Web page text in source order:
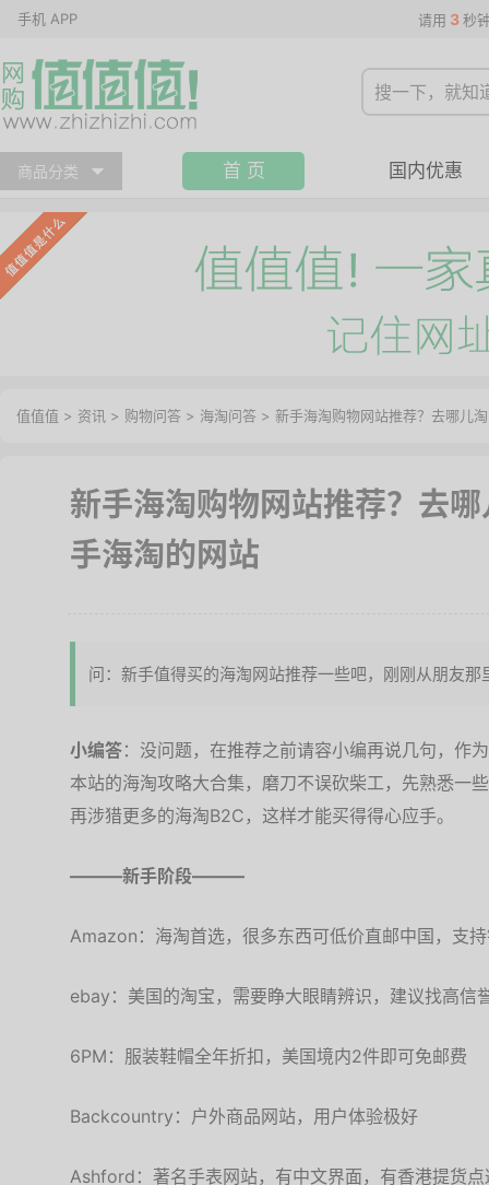
手机 APP 请用 3 秒
商品分类 首 页 国内优惠
值值值 > 资讯 > 购物问答 > 海淘问答 > 新手海淘购物网站推荐？去哪儿
新手海淘购物网站推荐？去
手海淘的网站
问：新手值得买的海淘网站推荐一些吧，刚刚从朋友那
小编答：没问题，在推荐之前请容小编再说几句，作
本站的海淘攻略大合集，磨刀不误砍柴工，先熟悉一
再涉猎更多的海淘B2C，这样才能买得得心应手。
———新手阶段———
Amazon：海淘首选，很多东西可低价直邮中国，支
ebay：美国的淘宝，需要睁大眼睛辨识，建议找高信
6PM：服装鞋帽全年折扣，美国境内2件即可免邮费
Backcountry：户外商品网站，用户体验极好
Ashford：著名手表网站，有中文界面，有香港提货